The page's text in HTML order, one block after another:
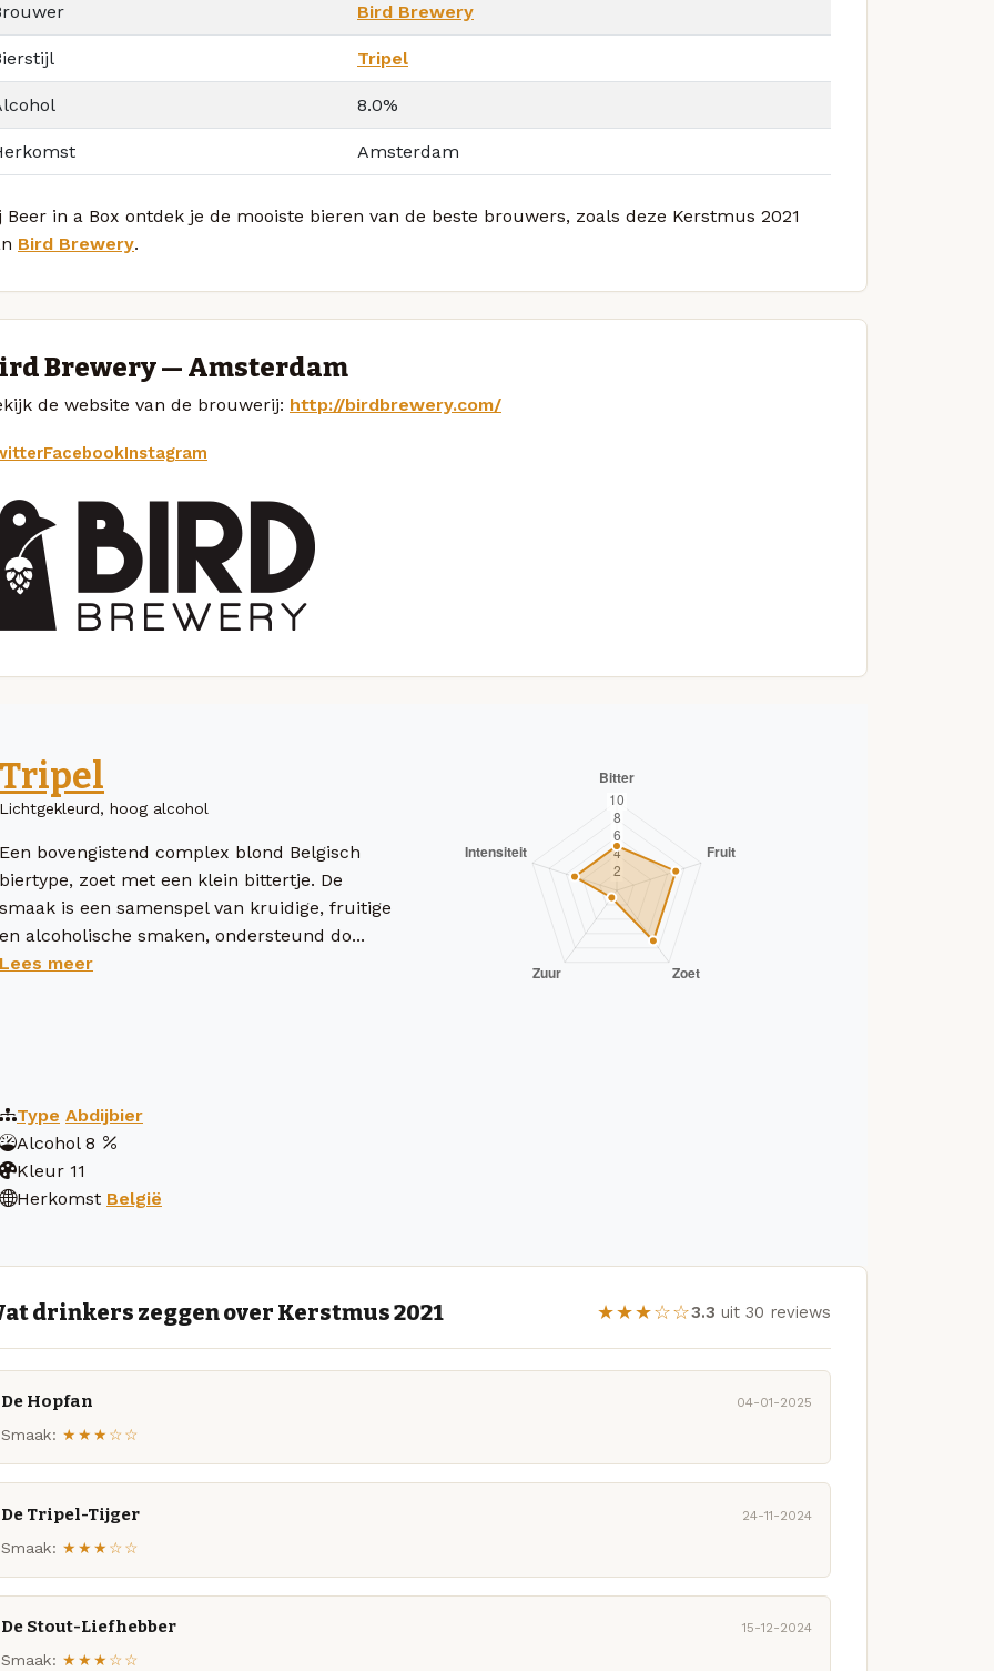
Bird Brewery
Tripel
8.0%
Amsterdam
Beer in a Box ontdek je de mooiste bieren van de beste brouwers, zoals deze Kerstmus 2021
Bird Brewery.
Brewery — Amsterdam
de website van de brouwerij: http://birdbrewery.com/
FacebookInstagram
Tripel
Lichtgekleurd, hoog alcohol
Een bovengistend complex blond Belgisch
biertype, zoet met een klein bittertje. De
smaak is een samenspel van kruidige, fruitige
en alcoholische smaken, ondersteund do...
Lees meer
Type Abdijbier
Alcohol 8
Kleur 11
Herkomst België
drinkers zeggen over Kerstmus 2021 ★★★☆☆3.3 uit 30 reviews
De Hopfan 04-01-2025
Smaak: ★★★☆☆
De Tripel-Tijger 24-11-2024
Smaak: ★★★☆☆
De Stout-Liefhebber 15-12-2024
Smaak: ★★★☆☆